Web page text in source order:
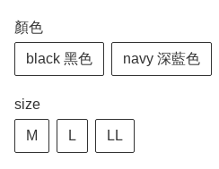
顏色
black 黑色 navy 深藍色
size
M L LL